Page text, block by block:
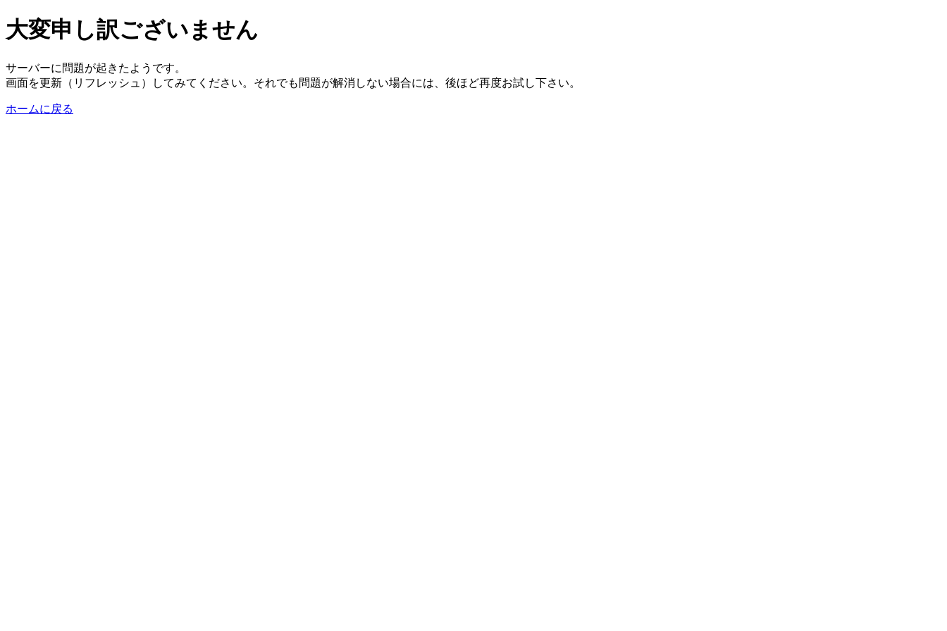
大変申し訳ございません
サーバーに問題が起きたようです。
画面を更新（リフレッシュ）してみてください。それでも問題が解消しない場合には、後ほど再度お試し下さい。
ホームに戻る